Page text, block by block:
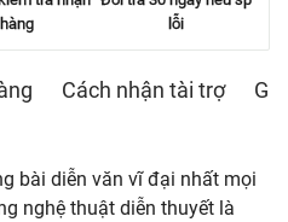
hàng
lỗi
Cách nhận tài trợ
bài diễn văn vĩ đại nhất mọi
nghệ thuật diễn thuyết là